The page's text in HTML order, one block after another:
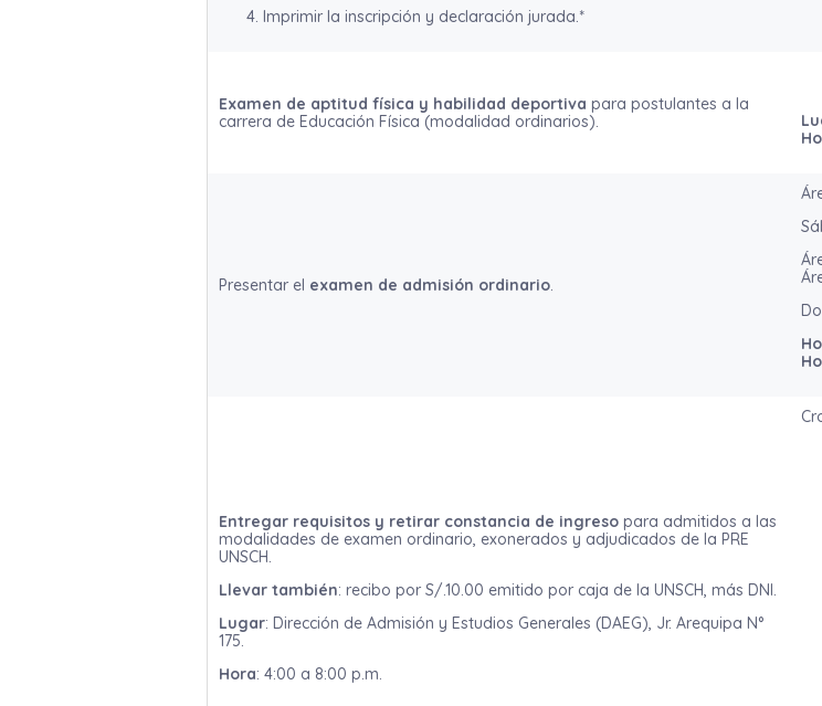
Imprimir la inscripción y declaración jurada.*
Examen de aptitud física y habilidad deportiva para postulantes a la
carrera de Educación Física (modalidad ordinarios).
Presentar el examen de admisión ordinario.
Entregar requisitos y retirar constancia de ingreso para admitidos a las
modalidades de examen ordinario, exonerados y adjudicados de la PRE
UNSCH.
Llevar también: recibo por S/.10.00 emitido por caja de la UNSCH, más DNI.
Lugar: Dirección de Admisión y Estudios Generales (DAEG), Jr. Arequipa N°
175.
Hora: 4:00 a 8:00 p.m.